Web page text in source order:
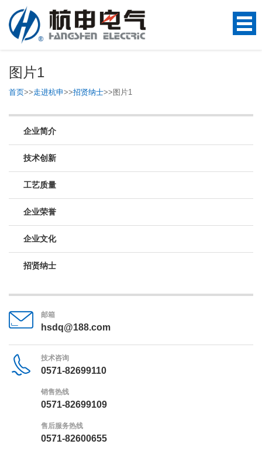
图片1
首页>>走进杭申>>招贤纳士>> 图片1
企业简介
技术创新
工艺质量
企业荣誉
企业文化
招贤纳士
邮箱
hsdq@188.com
技术咨询
0571-82699110
销售热线
0571-82699109
售后服务热线
0571-82600655